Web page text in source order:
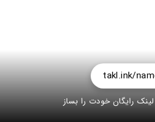
takl.ink/
رایگان خودت را بساز